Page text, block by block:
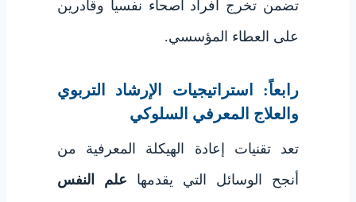
تضمن تخرج أفراد أصحاء نفسياً وقادرين
على العطاء المؤسسي.
رابعاً: استراتيجيات الإرشاد التربوي
والعلاج المعرفي السلوكي
تعد تقنيات إعادة الهيكلة المعرفية من
أنجح الوسائل التي يقدمها علم النفس